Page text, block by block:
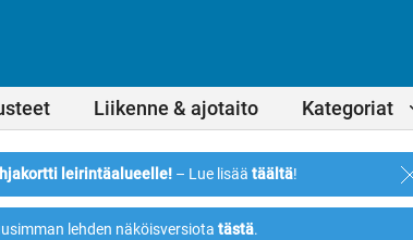
Liikenne & ajotaito Kategoriat
leirintäalueelle! – Lue lisää täältä!
lehden näköisversiota tästä.